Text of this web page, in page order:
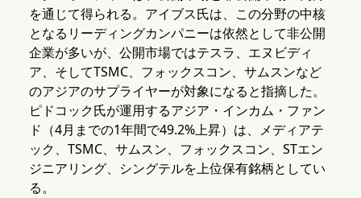
を通じて得られる。アイブス氏は、この分野の中核
となるリーディングカンパニーは依然として非公開
企業が多いが、公開市場ではテスラ、エヌビディ
ア、そしてTSMC、フォックスコン、サムスンなど
のアジアのサプライヤーが対象になると指摘した。
ピドコック氏が運用するアジア・インカム・ファン
ド（4月までの1年間で49.2%上昇）は、メディアテ
ック、TSMC、サムスン、フォックスコン、STエン
ジニアリング、シングテルを上位保有銘柄としてい
る。